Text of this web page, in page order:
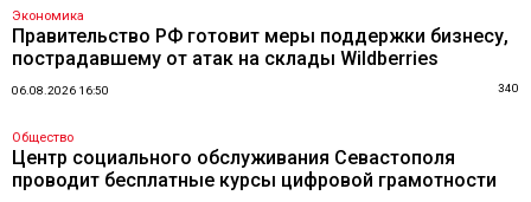
Экономика
Правительство РФ готовит меры поддержки бизнесу,
пострадавшему от атак на склады Wildberries
06.08.2026 16:50 340
Общество
Центр социального обслуживания Севастополя
проводит бесплатные курсы цифровой грамотности